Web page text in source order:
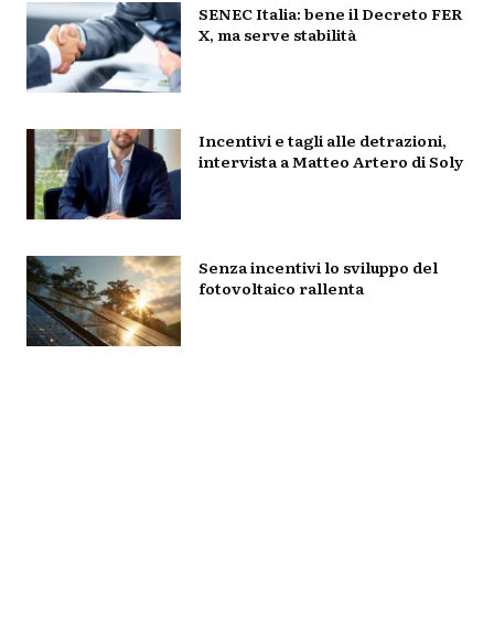
SENEC Italia: bene il Decreto FER
X, ma serve stabilità
Incentivi e tagli alle detrazioni,
intervista a Matteo Artero di Soly
Senza incentivi lo sviluppo del
fotovoltaico rallenta